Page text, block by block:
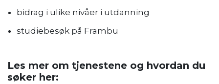
bidrag i ulike nivåer i utdanning
studiebesøk på Frambu
Les mer om tjenestene og hvordan du
søker her: